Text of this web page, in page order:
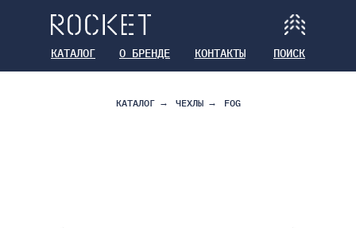
О БРЕНДЕ КОНТАКТЫ ПОИСК
КАТАЛОГ
КАТАЛОГ → ЧЕХЛЫ → FOG